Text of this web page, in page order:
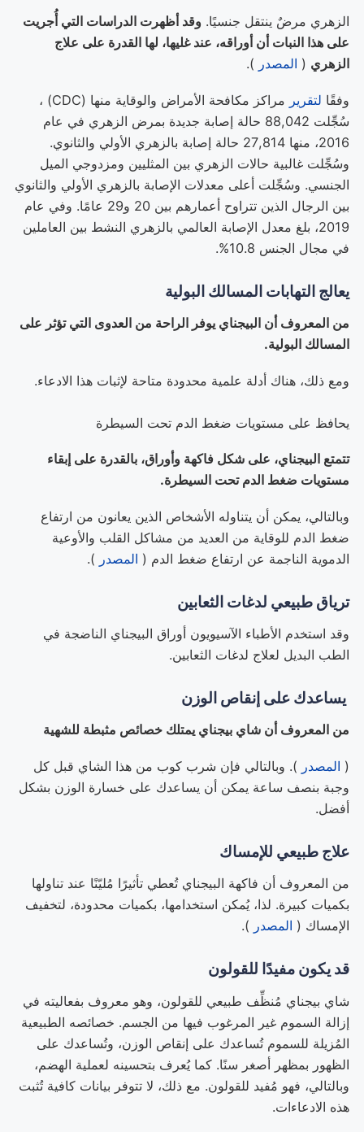
الزهري مرضٌ ينتقل جنسيًا. وقد أظهرت الدراسات التي أُجريت
على هذا النبات أن أوراقه، عند غليها، لها القدرة على علاج
الزهري ( المصدر ).
وفقًا لتقرير
مراكز مكافحة الأمراض والوقاية منها (CDC) ،
سُجِّلت 88,042 حالة إصابة جديدة بمرض الزهري في عام
2016، منها 27,814 حالة إصابة بالزهري الأولي والثانوي.
وسُجِّلت غالبية حالات الزهري بين المثليين ومزدوجي الميل
الجنسي. وسُجِّلت أعلى معدلات الإصابة بالزهري الأولي والثانوي
بين الرجال الذين تتراوح أعمارهم بين 20 و29 عامًا. وفي عام
2019، بلغ معدل الإصابة العالمي بالزهري النشط بين العاملين
في مجال الجنس 10.8%.
يعالج التهابات المسالك البولية
من المعروف أن البيجناي يوفر الراحة من العدوى التي تؤثر على
المسالك البولية.
ومع ذلك، هناك أدلة علمية محدودة متاحة لإثبات هذا الادعاء.
يحافظ على مستويات ضغط الدم تحت السيطرة
تتمتع البيجناي، على شكل فاكهة وأوراق، بالقدرة على إبقاء
مستويات ضغط الدم تحت السيطرة.
وبالتالي، يمكن أن يتناوله الأشخاص الذين يعانون من ارتفاع
ضغط الدم للوقاية من العديد من مشاكل القلب والأوعية
الدموية الناجمة عن ارتفاع ضغط الدم ( المصدر ).
ترياق طبيعي لدغات الثعابين
وقد استخدم الأطباء الآسيويون أوراق البيجناي الناضجة في
الطب البديل لعلاج لدغات الثعابين.
يساعدك على إنقاص الوزن
من المعروف أن شاي بيجناي يمتلك خصائص مثبطة للشهية
( المصدر ). وبالتالي فإن شرب كوب من هذا الشاي قبل كل
وجبة بنصف ساعة يمكن أن يساعدك على خسارة الوزن بشكل
أفضل.
علاج طبيعي للإمساك
من المعروف أن فاكهة البيجناي تُعطي تأثيرًا مُليّنًا عند تناولها
بكميات كبيرة. لذا، يُمكن استخدامها، بكميات محدودة، لتخفيف
الإمساك ( المصدر ).
قد يكون مفيدًا للقولون
شاي بيجناي مُنظِّف طبيعي للقولون، وهو معروف بفعاليته في
إزالة السموم غير المرغوب فيها من الجسم. خصائصه الطبيعية
المُزيلة للسموم تُساعدك على إنقاص الوزن، وتُساعدك على
الظهور بمظهر أصغر سنًا. كما يُعرف بتحسينه لعملية الهضم،
وبالتالي، فهو مُفيد للقولون. مع ذلك، لا تتوفر بيانات كافية تُثبت
هذه الادعاءات.